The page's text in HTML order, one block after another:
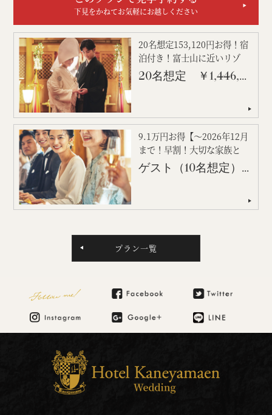
下見をかねてお気軽にお越しください
20名想定153,120円お得！宿
泊付き！富士山に近いリゾ
ー...
20名想定 ￥1,446,200-
9.1万円お得【～2026年12月
まで！早割！大切な家族と
過...
ゲスト（10名想定） ￥925,100-
プラン一覧
Follow me!